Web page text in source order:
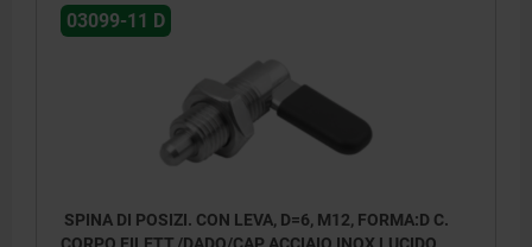
03099-11 D
SPINA DI POSIZI. CON LEVA, D=6, M12, FORMA:D C.